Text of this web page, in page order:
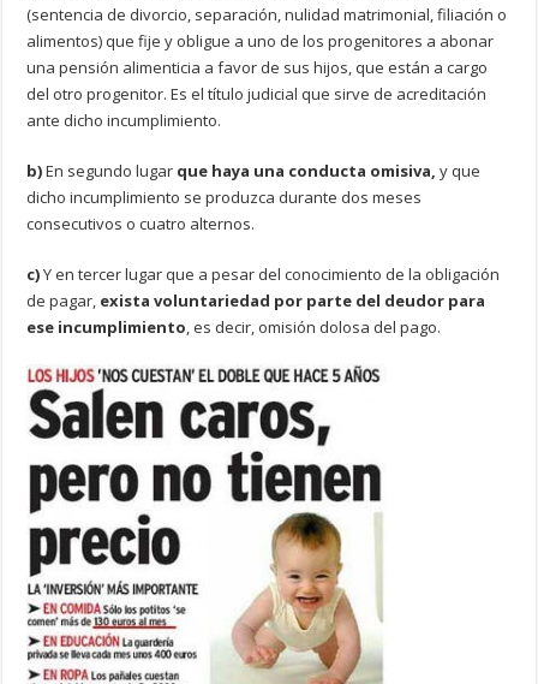
(sentencia de divorcio, separación, nulidad matrimonial, filiación o
alimentos) que fije y obligue a uno de los progenitores a abonar
una pensión alimenticia a favor de sus hijos, que están a cargo
del otro progenitor. Es el título judicial que sirve de acreditación
ante dicho incumplimiento.
b)En segundo lugar que haya una conducta omisiva, y que
dicho incumplimiento se produzca durante dos meses
consecutivos o cuatro alternos.
c)Y en tercer lugar que a pesar del conocimiento de la obligación
de pagar, exista voluntariedad por parte del deudor para
ese incumplimiento, es decir, omisión dolosa del pago.